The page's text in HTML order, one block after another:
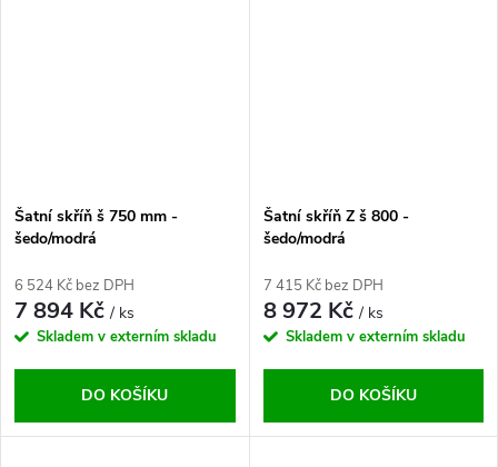
Šatní skříň š 750 mm -
šedo/modrá
6 524 Kč bez DPH
7 894 Kč/ ks
Skladem v externím skladu
DO KOŠÍKU
Šatní skříň Z š 800 -
šedo/modrá
7 415 Kč bez DPH
8 972 Kč/ ks
Skladem v externím skladu
DO KOŠÍKU